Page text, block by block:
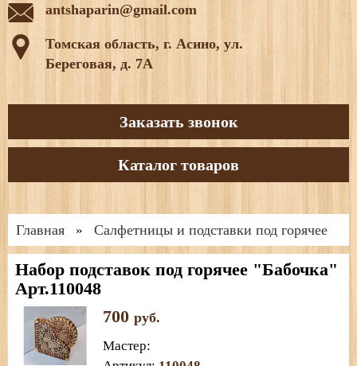
antshaparin@gmail.com
Томская область, г. Асино, ул.
Береговая, д. 7А
Заказать звонок
Каталог товаров
Главная » Салфетницы и подставки под горячее
Набор подставок под горячее "Бабочка"
Арт.110048
700 руб.
Мастер: